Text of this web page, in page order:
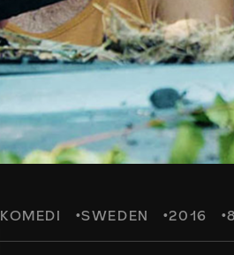
KOMEDI SWEDEN 2016